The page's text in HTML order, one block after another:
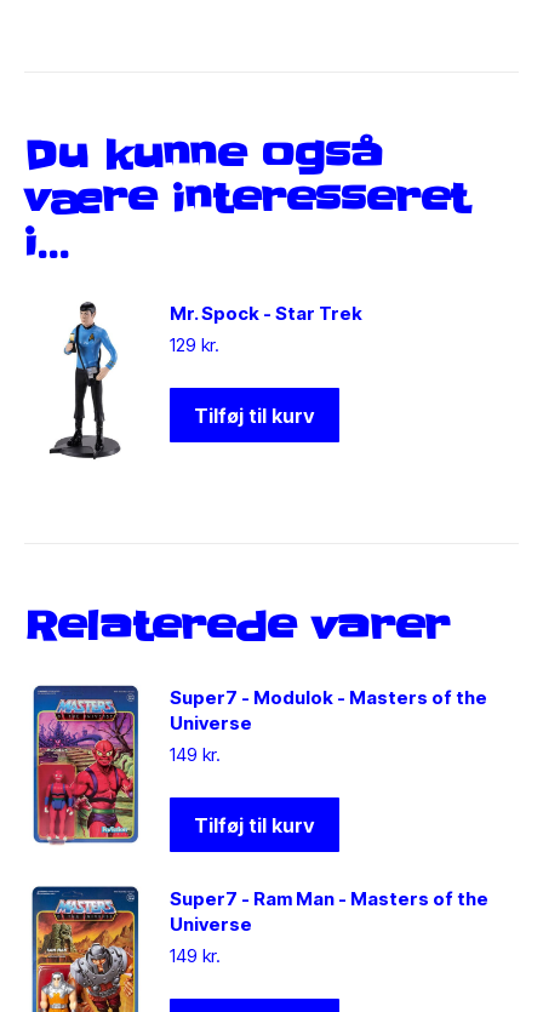
Du kunne også
være interesseret
i…
Mr. Spock - Star Trek
129 kr.
Tilføj til kurv
Relaterede varer
Super7 - Modulok - Masters of the
Universe
149 kr.
Tilføj til kurv
Super7 - Ram Man - Masters of the
Universe
149 kr.